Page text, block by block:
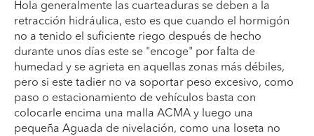
Hola generalmente las cuarteaduras se deben a la
retracción hidráulica, esto es que cuando el hormigón
no a tenido el suficiente riego después de hecho
durante unos días este se "encoge" por falta de
humedad y se agrieta en aquellas zonas más débiles,
pero si este tadier no va soportar peso excesivo, como
paso o estacionamiento de vehículos basta con
colocarle encima una malla ACMA y luego una
pequeña Aguada de nivelación, como una loseta no